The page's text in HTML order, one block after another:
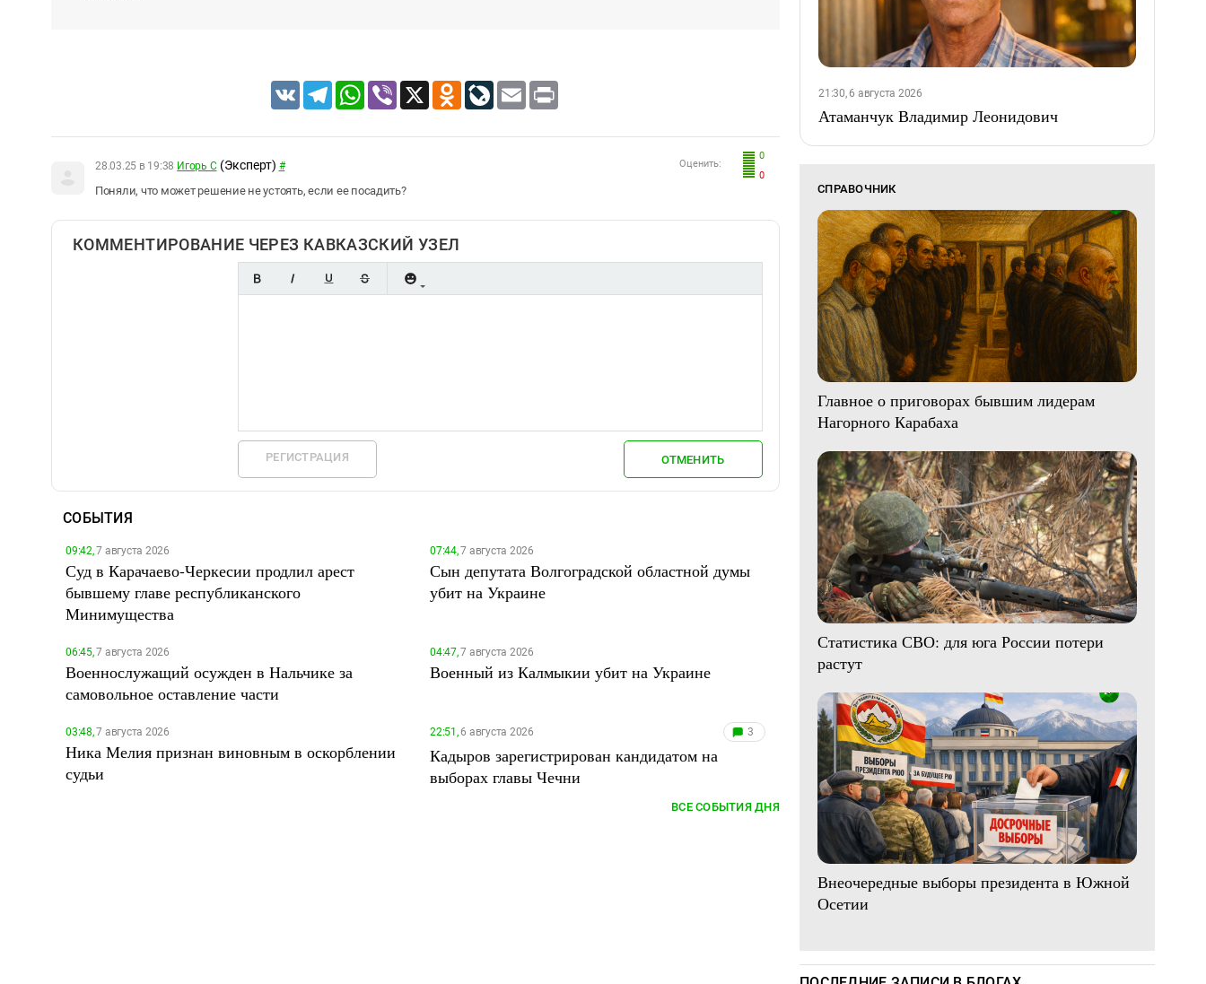
VK TelegramWhatsApp
Viber X Odnoklassniki
LiveJournal
Email
0
0
Оценить:
28.03.25 в 19:38 Игорь С (Эксперт) #
Поняли, что может решение не устоять, если ее посадить?
КОММЕНТИРОВАНИЕ ЧЕРЕЗ КАВКАЗСКИЙ УЗЕЛ
РЕГИСТРАЦИЯ ОТМЕНИТЬ
СОБЫТИЯ
09:42,7 августа 2026
Суд в Карачаево-Черкесии продлил арест
бывшему главе республиканского
Минимущества
07:44,7 августа 2026
Сын депутата Волгоградской областной думы
убит на Украине
06:45,7 августа 2026
Военнослужащий осужден в Нальчике за
самовольное оставление части
04:47,7 августа 2026
Военный из Калмыкии убит на Украине
03:48,7 августа 2026
Ника Мелия признан виновным в оскорблении
судьи
22:51,6 августа 2026 3
Кадыров зарегистрирован кандидатом на
выборах главы Чечни
ВСЕ СОБЫТИЯ ДНЯ
21:30, 6 августа 2026
Атаманчук Владимир Леонидович
СПРАВОЧНИК
Главное о приговорах бывшим лидерам
Нагорного Карабаха
Статистика СВО: для юга России потери
растут
Внеочередные выборы президента в Южной
Осетии